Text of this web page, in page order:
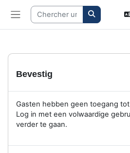
Ga naar hoofdinhoud
Zijpaneel
Search
Bevestig
Gasten hebben geen toegang
Log in met een volwaardige
verder te gaan.